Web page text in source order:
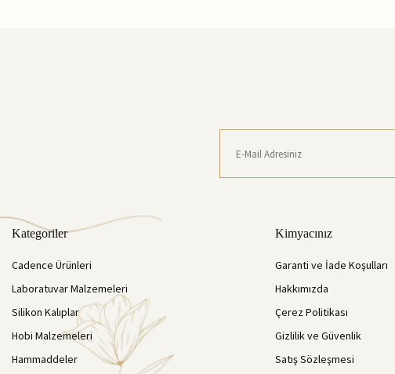
Kategoriler
Cadence Ürünleri
Laboratuvar Malzemeleri
Silikon Kalıplar
Hobi Malzemeleri
Hammaddeler
Kimyacınız
Garanti ve İade Koşulları
Hakkımızda
Çerez Politikası
Gizlilik ve Güvenlik
Satış Sözleşmesi